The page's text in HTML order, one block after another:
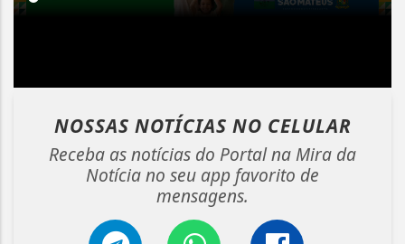
NOSSAS NOTÍCIAS NO CELULAR
Receba as notícias do Portal na Mira da
Notícia no seu app favorito de
mensagens.